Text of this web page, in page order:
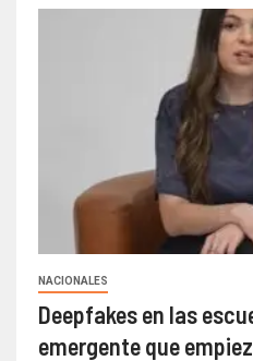
NACIONALES
Deepfakes en las
emergente que